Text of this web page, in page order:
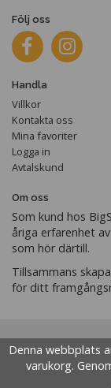
Följ oss
Handla
Villkor
Kontakta oss
Mina favoriter
Logga in
Avtalskund
Om oss
Som kund hos
åriga erfarenhet
som hör därtill.
Tillsammans
för ditt
Denna webbplats
varukorg.